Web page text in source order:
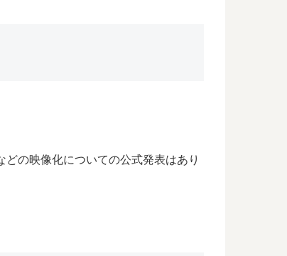
の映像化についての公式発表はあり